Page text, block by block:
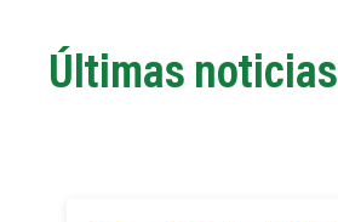
Últimas noticias